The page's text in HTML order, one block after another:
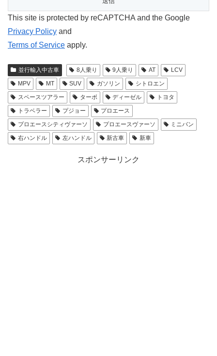
This site is protected by reCAPTCHA and the Google
Privacy Policy and
Terms of Service apply.
並行輸入中古車 8人乗り 9人乗り AT
LCV
MPV
MT SUV ガソリン
シトロエン
スペースツアラー
ターボ ディーゼル
トヨタ
トラベラー
プジョー
プロエース
プロエースシティヴァーソ
プロエースヴァーソ
ミニバン
右ハンドル
左ハンドル 新古車 新車
スポンサーリンク